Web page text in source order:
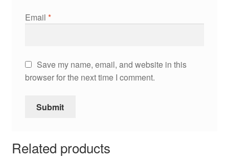
Email *
Save my name, email, and website in this
browser for the next time I comment.
Related products